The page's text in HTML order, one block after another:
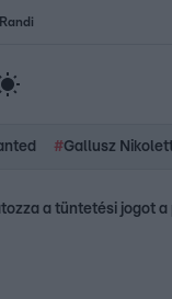
Randi
#Gallusz
a tüntetési jogot